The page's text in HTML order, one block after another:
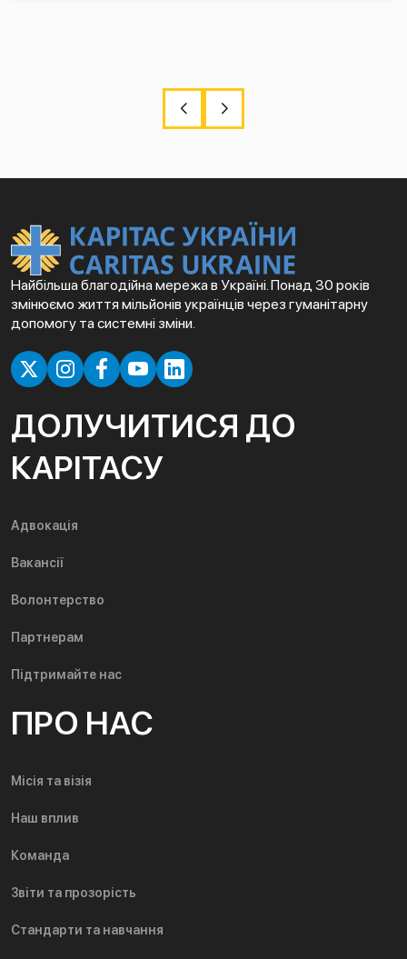
Найбільша благодійна мережа в Україні. Понад 30 років
змінюємо життя мільйонів українців через гуманітарну
допомогу та системні зміни.
ДОЛУЧИТИСЯ ДО
КАРІТАСУ
Адвокація
Вакансії
Волонтерство
Партнерам
Підтримайте нас
ПРО НАС
Місія та візія
Наш вплив
Команда
Звіти та прозорість
Стандарти та навчання